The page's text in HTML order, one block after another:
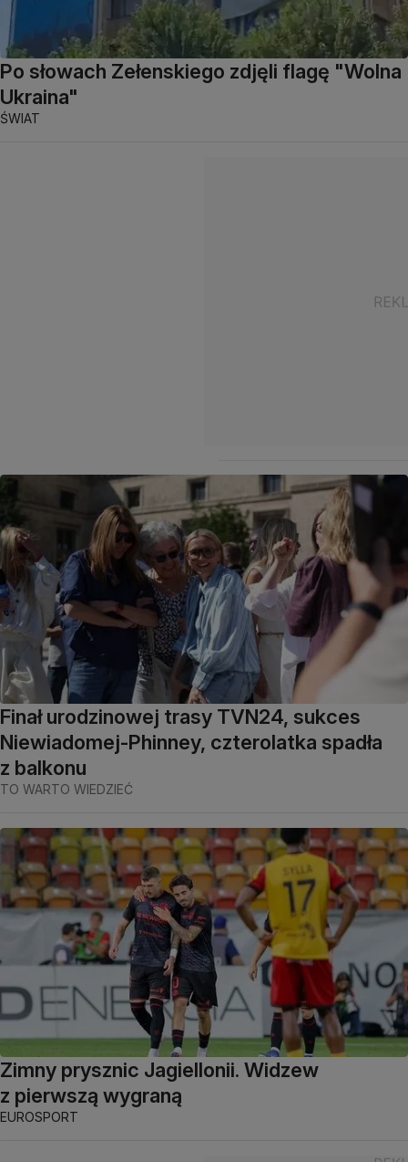
Po słowach Zełenskiego zdjęli flagę "Wolna
Ukraina"
ŚWIAT
Finał urodzinowej trasy TVN24, sukces
Niewiadomej-Phinney, czterolatka spadła
z balkonu
TO WARTO WIEDZIEĆ
Zimny prysznic Jagiellonii. Widzew
z pierwszą wygraną
EUROSPORT